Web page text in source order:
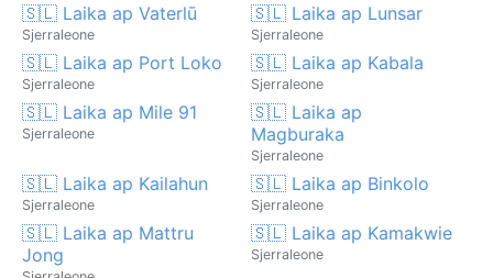
🇸🇱 Laika ap Vaterlū
Sjerraleone
🇸🇱 Laika ap Lunsar
Sjerraleone
🇸🇱 Laika ap Port Loko
Sjerraleone
🇸🇱 Laika ap Kabala
Sjerraleone
🇸🇱 Laika ap Mile 91
Sjerraleone
🇸🇱 Laika ap
Magburaka
Sjerraleone
🇸🇱 Laika ap Kailahun
Sjerraleone
🇸🇱 Laika ap Binkolo
Sjerraleone
🇸🇱 Laika ap Mattru
Jong
🇸🇱 Laika ap Kamakwie
Sjerraleone